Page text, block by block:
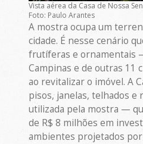
Vista aérea da Casa de Nossa
Foto: Paulo Arantes
A mostra ocupa um
cidade. É nesse cenário
frutíferas e ornamentais
Campinas e de outras 11
ao revitalizar o imóvel. A
pisos, janelas, telhados
utilizada pela mostra —
de R$ 8 milhões em
ambientes projetados